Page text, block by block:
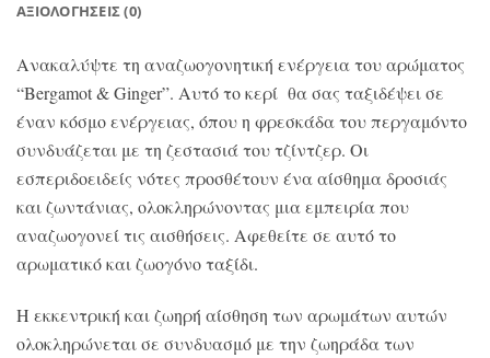
ΑΞΙΟΛΟΓΉΣΕΙΣ (0)
Ανακαλύψτε τη αναζωογονητική ενέργεια του αρώματος
“Bergamot & Ginger”. Αυτό το κερί θα σας ταξιδέψει σε
έναν κόσμο ενέργειας, όπου η φρεσκάδα του περγαμόντο
συνδυάζεται με τη ζεστασιά του τζίντζερ. Οι
εσπεριδοειδείς νότες προσθέτουν ένα αίσθημα δροσιάς
και ζωντάνιας, ολοκληρώνοντας μια εμπειρία που
αναζωογονεί τις αισθήσεις. Αφεθείτε σε αυτό το
αρωματικό και ζωογόνο ταξίδι.
Η εκκεντρική και ζωηρή αίσθηση των αρωμάτων αυτών
ολοκληρώνεται σε συνδυασμό με την ζωηράδα των